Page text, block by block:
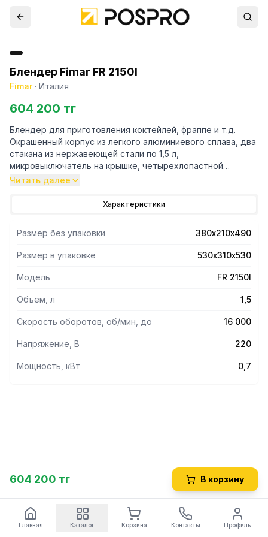
Блендер Fimar FR 2150I
Fimar· Италия
604 200 тг
Блендер для приготовления коктейлей, фраппе и т.д.
Окрашенный корпус из легкого алюминиевого сплава, два
стакана из нержавеющей стали по 1,5 л,
микровыключатель на крышке, четырехлопастной
съемный нож из нержавеющей стали, пробка на крышке
Двухстаканные модели оснащены одним ножевым
Читать далее
Характеристики
Размер без упаковки 380х210х490
Размер в упаковке 530х310х530
Модель FR 2150I
Объем, л 1,5
Скорость оборотов, об/мин, до 16 000
Напряжение, В 220
Мощность, кВт 0,7
604 200 тг В корзину
Главная Каталог Корзина Контакты Профиль